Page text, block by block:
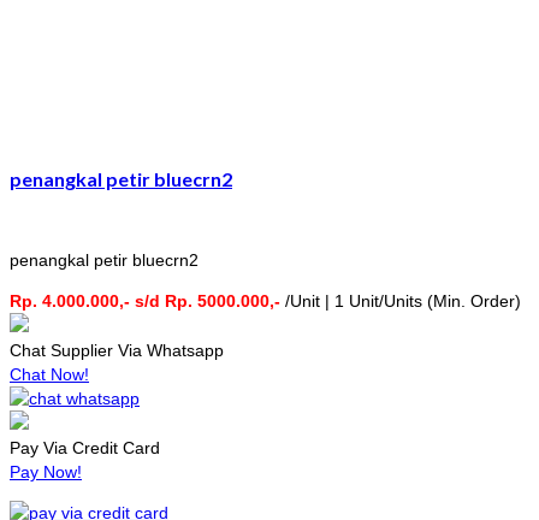
penangkal petir bluecrn2
penangkal petir bluecrn2
Rp. 4.000.000,- s/d Rp. 5000.000,- /Unit | 1 Unit/Units (Min. Order)
Chat Supplier Via Whatsapp
Chat Now!
Pay Via Credit Card
Pay Now!